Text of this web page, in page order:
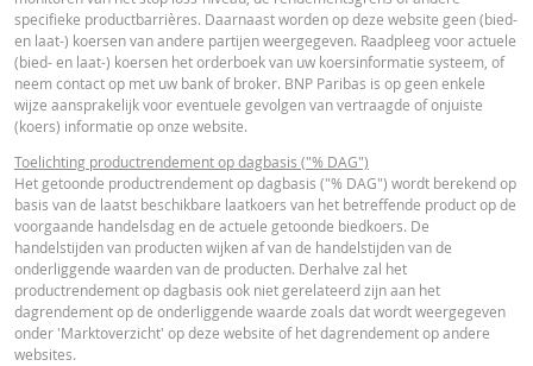
WAARDEN
WAARDEN
Referentiekoers 19,012
-
Financieringsniveau
11,6342
-
Stop loss-niveau
Hefboom
2,58
Waarde belegging
(EUR)
7,38 -
Turbo (EUR) 7,38
Disclaimer
Essentiële
Beleggersinformatiedocument (NL)
PDF
OVERIGE WETTELIJKE DOCUMENTEN
Notices URL
Notices
specifieke productbarrières. Daarnaast worden op deze website geen (bied-
en laat-) koersen van andere partijen weergegeven. Raadpleeg voor actuele
(bied- en laat-) koersen het orderboek van uw koersinformatie systeem, of
neem contact op met uw bank of broker. BNP Paribas is op geen enkele
wijze aansprakelijk voor eventuele gevolgen van vertraagde of onjuiste
(koers) informatie op onze website.
Toelichting productrendement op dagbasis ("% DAG")
Het getoonde productrendement op dagbasis ("% DAG") wordt berekend op
basis van de laatst beschikbare laatkoers van het betreffende product op de
voorgaande handelsdag en de actuele getoonde biedkoers. De
handelstijden van producten wijken af van de handelstijden van de
onderliggende waarden van de producten. Derhalve zal het
productrendement op dagbasis ook niet gerelateerd zijn aan het
dagrendement op de onderliggende waarde zoals dat wordt weergegeven
onder 'Marktoverzicht' op deze website of het dagrendement op andere
websites.